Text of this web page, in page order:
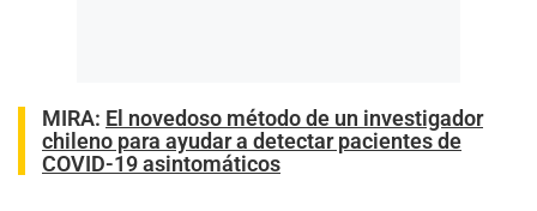
MIRA: El novedoso método de un investigador
chileno para ayudar a detectar pacientes de
COVID-19 asintomáticos